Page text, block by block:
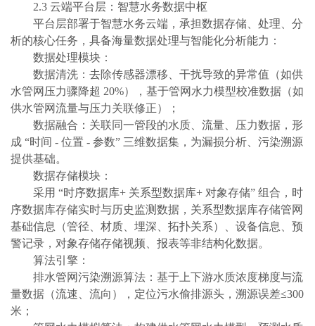
2.3 云端平台层：智慧水务数据中枢
平台层部署于智慧水务云端，承担数据存储、处理、分
析的核心任务，具备海量数据处理与智能化分析能力：
数据处理模块：
数据清洗：去除传感器漂移、干扰导致的异常值（如供
水管网压力骤降超 20%），基于管网水力模型校准数据（如
供水管网流量与压力关联修正）；
数据融合：关联同一管段的水质、流量、压力数据，形
成 “时间 - 位置 - 参数” 三维数据集，为漏损分析、污染溯源
提供基础。
数据存储模块：
采用 “时序数据库+ 关系型数据库+ 对象存储” 组合，时
序数据库存储实时与历史监测数据，关系型数据库存储管网
基础信息（管径、材质、埋深、拓扑关系）、设备信息、预
警记录，对象存储存储视频、报表等非结构化数据。
算法引擎：
排水管网污染溯源算法：基于上下游水质浓度梯度与流
量数据（流速、流向），定位污水偷排源头，溯源误差≤300
米；